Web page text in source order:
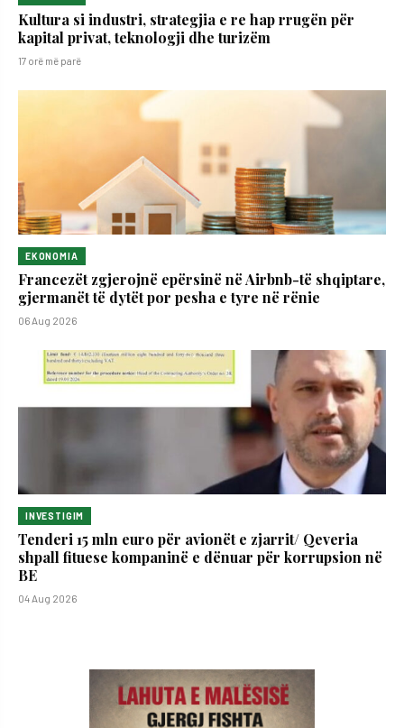
Kultura si industri, strategjia e re hap rrugën për
kapital privat, teknologji dhe turizëm
17 orë më parë
EKONOMIA
Francezët zgjerojnë epërsinë në Airbnb-të shqiptare,
gjermanët të dytët por pesha e tyre në rënie
06 Aug 2026
INVESTIGIM
Tenderi 15 mln euro për avionët e zjarrit/ Qeveria
shpall fituese kompaninë e dënuar për korrupsion në
BE
04 Aug 2026